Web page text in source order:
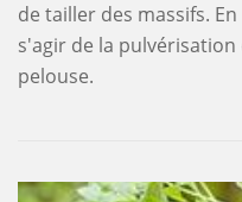
de tailler des massifs.
s'agir de la
pelouse.